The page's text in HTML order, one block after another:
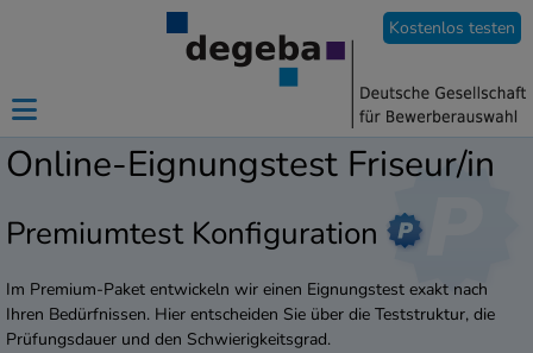
Kostenlos testen
Online-Eignungstest Friseur/in
Premiumtest Konfiguration
Im Premium-Paket entwickeln wir einen Eignungstest exakt nach
Ihren Bedürfnissen. Hier entscheiden Sie über die Teststruktur, die
Prüfungsdauer und den Schwierigkeitsgrad.